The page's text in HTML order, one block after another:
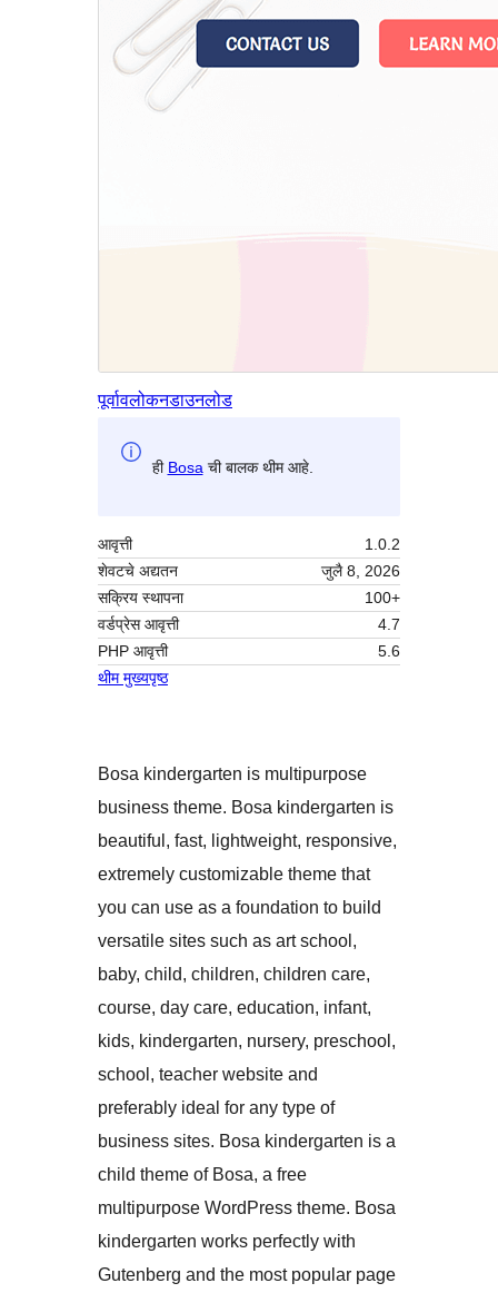
पूर्वावलोकनडाउनलोड
ही Bosa ची बालक थीम आहे.
आवृत्ती
1.0.2
शेवटचे अद्यतन
जुलै 8, 2026
सक्रिय स्थापना
100+
वर्डप्रेस आवृत्ती
4.7
PHP आवृत्ती
5.6
थीम मुख्यपृष्ठ
Bosa kindergarten is multipurpose
business theme. Bosa kindergarten is
beautiful, fast, lightweight, responsive,
extremely customizable theme that
you can use as a foundation to build
versatile sites such as art school,
baby, child, children, children care,
course, day care, education, infant,
kids, kindergarten, nursery, preschool,
school, teacher website and
preferably ideal for any type of
business sites. Bosa kindergarten is a
child theme of Bosa, a free
multipurpose WordPress theme. Bosa
kindergarten works perfectly with
Gutenberg and the most popular page